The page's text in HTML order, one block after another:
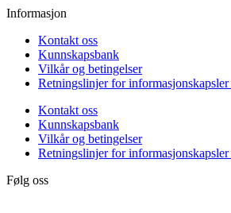
Informasjon
Kontakt oss
Kunnskapsbank
Vilkår og betingelser
Retningslinjer for informasjonskapsler
Kontakt oss
Kunnskapsbank
Vilkår og betingelser
Retningslinjer for informasjonskapsler
Følg oss